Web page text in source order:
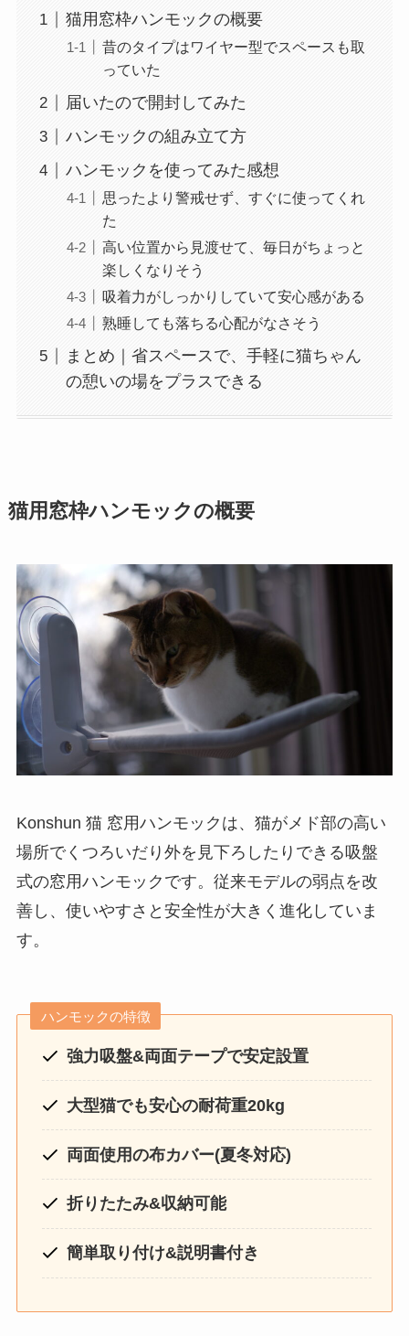
猫用窓枠ハンモックの概要
昔のタイプはワイヤー型でスペースも取
っていた
届いたので開封してみた
ハンモックの組み立て方
ハンモックを使ってみた感想
思ったより警戒せず、すぐに使ってくれ
た
高い位置から見渡せて、毎日がちょっと
楽しくなりそう
吸着力がしっかりしていて安心感がある
熟睡しても落ちる心配がなさそう
まとめ｜省スペースで、手軽に猫ちゃん
の憩いの場をプラスできる
猫用窓枠ハンモックの概要
Konshun 猫 窓用ハンモックは、猫がメド部の高い
場所でくつろいだり外を見下ろしたりできる吸盤
式の窓用ハンモックです。従来モデルの弱点を改
善し、使いやすさと安全性が大きく進化していま
す。
ハンモックの特徴
強力吸盤&両面テープで安定設置
大型猫でも安心の耐荷重20kg
両面使用の布カバー(夏冬対応)
折りたたみ&収納可能
簡単取り付け&説明書付き